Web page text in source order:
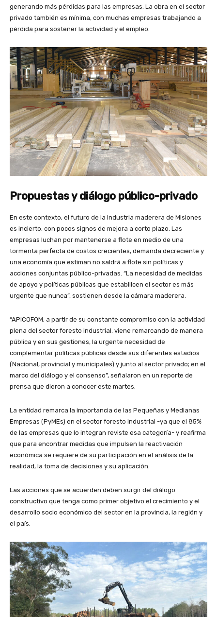
generando más pérdidas para las empresas. La obra en el sector
privado también es mínima, con muchas empresas trabajando a
pérdida para sostener la actividad y el empleo.
Propuestas y diálogo público-privado
En este contexto, el futuro de la industria maderera de Misiones
es incierto, con pocos signos de mejora a corto plazo. Las
empresas luchan por mantenerse a flote en medio de una
tormenta perfecta de costos crecientes, demanda decreciente y
una economía que estiman no saldrá a flote sin políticas y
acciones conjuntas público-privadas. “La necesidad de medidas
de apoyo y políticas públicas que estabilicen el sector es más
urgente que nunca”, sostienen desde la cámara maderera.
“APICOFOM, a partir de su constante compromiso con la actividad
plena del sector foresto industrial, viene remarcando de manera
pública y en sus gestiones, la urgente necesidad de
complementar políticas públicas desde sus diferentes estadios
(Nacional, provincial y municipales) y junto al sector privado; en el
marco del diálogo y el consenso”, señalaron en un reporte de
prensa que dieron a conocer este martes.
La entidad remarca la importancia de las Pequeñas y Medianas
Empresas (PyMEs) en el sector foresto industrial -ya que el 85%
de las empresas que lo integran reviste esa categoría- y reafirma
que para encontrar medidas que impulsen la reactivación
económica se requiere de su participación en el análisis de la
realidad, la toma de decisiones y su aplicación.
Las acciones que se acuerden deben surgir del diálogo
constructivo que tenga como primer objetivo el crecimiento y el
desarrollo socio económico del sector en la provincia, la región y
el país.